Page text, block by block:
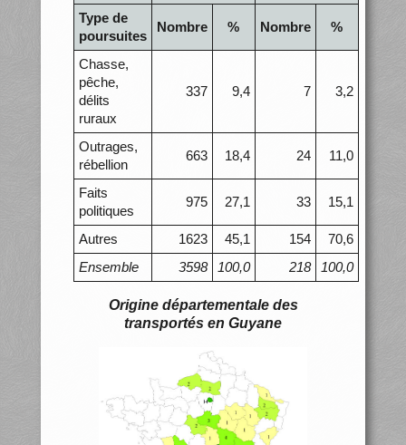
Type de
poursuites
Nombre % Nombre %
Chasse,
pêche,
délits
ruraux
337 9,4 7 3,2
Outrages,
rébellion
663 18,4 24 11,0
Faits
politiques
975 27,1 33 15,1
Autres 1623 45,1 154
70,6
Ensemble
3598 100,0 218 100,0
Origine départementale des
transportés en Guyane